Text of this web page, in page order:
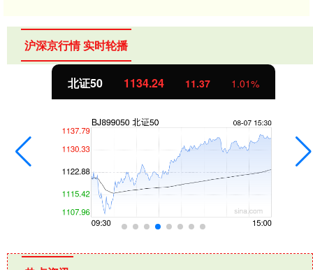
沪深京行情 实时轮播
创业板指 3563.12 47.56 1.35%